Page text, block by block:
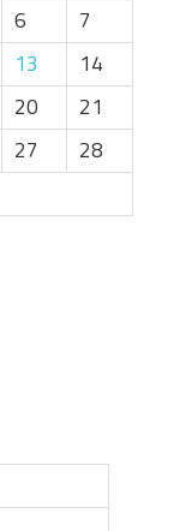
6
7
13
14
20
21
27
28